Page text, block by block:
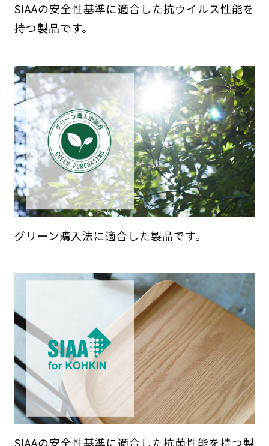
SIAAの安全性基準に適合した抗ウイルス性能を
持つ製品です。
グリーン購入法に適合した製品です。
SIAAの安全性基準に適合した抗菌性能を持つ製